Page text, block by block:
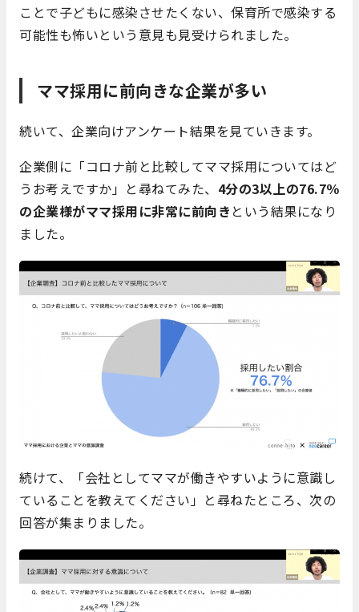
ことで子どもに感染させたくない、保育所で感染する
可能性も怖いという意見も見受けられました。
ママ採用に前向きな企業が多い
続いて、企業向けアンケート結果を見ていきます。
企業側に「コロナ前と比較してママ採用についてはど
うお考えですか」と尋ねてみた、 4分の3以上の76.7％
の企業様がママ採用に非常に前向き という結果になり
ました。
続けて、「会社としてママが働きやすいように意識し
ていることを教えてください」と尋ねたところ、次の
回答が集まりました。